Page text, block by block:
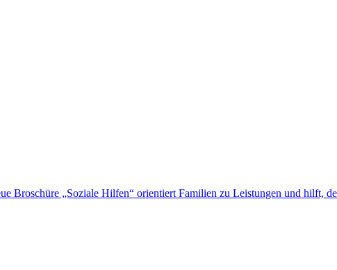
Broschüre „Soziale Hilfen“ orientiert Familien zu Leistungen und hilft,